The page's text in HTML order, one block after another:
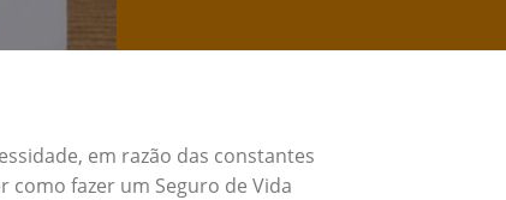
em razão das constantes
como fazer um Seguro de Vida